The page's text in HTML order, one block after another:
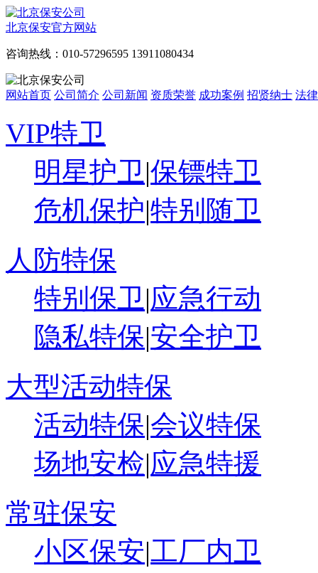
北京保安官方网站
咨询热线：010-57296595 13911080434
网站首页 公司简介 公司新闻 资质荣誉 成功案例 招贤纳士 法
VIP特卫
明星护卫 |保镖特卫
危机保护|特别随卫
人防特保
特别保卫 |应急行动
隐私特保|安全护卫
大型活动特保
活动特保|会议特保
场地安检|应急特援
常驻保安
小区保安|工厂内卫